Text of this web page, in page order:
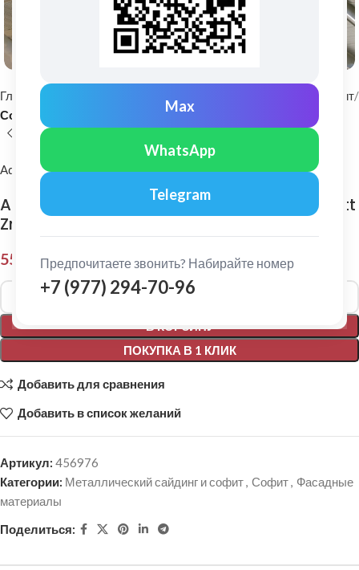
Max
WhatsApp
Telegram
Предпочитаете звонить? Набирайте номер
+7 (977) 294-70-96
Нажмите, чтобы увеличить
Главная
Металлический сайдинг и софит
Софит
Aquasystem
Aquasystem: Софит без перфорации Ре Matt
Zn140 0,5мм
550,00₽
ПОКУПКА В 1 КЛИК
Alternative:
Добавить для сравнения
Добавить в список желаний
Артикул: 456976
Категории: Металлический сайдинг и софит Софит
Фасадные
материалы
Поделиться: